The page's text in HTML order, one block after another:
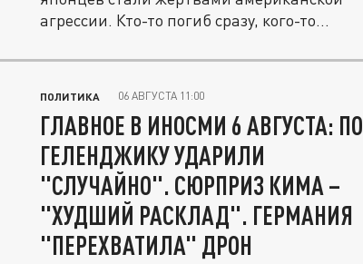
агрессии. Кто-то погиб сразу, кого-то...
ПОЛИТИКА 06 АВГУСТА 11:00
ГЛАВНОЕ В ИНОСМИ 6 АВГУСТА: ПО
ГЕЛЕНДЖИКУ УДАРИЛИ
"СЛУЧАЙНО". СЮРПРИЗ КИМА –
"ХУДШИЙ РАСКЛАД". ГЕРМАНИЯ
"ПЕРЕХВАТИЛА" ДРОН